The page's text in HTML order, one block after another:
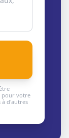
pour votre
à d'autres